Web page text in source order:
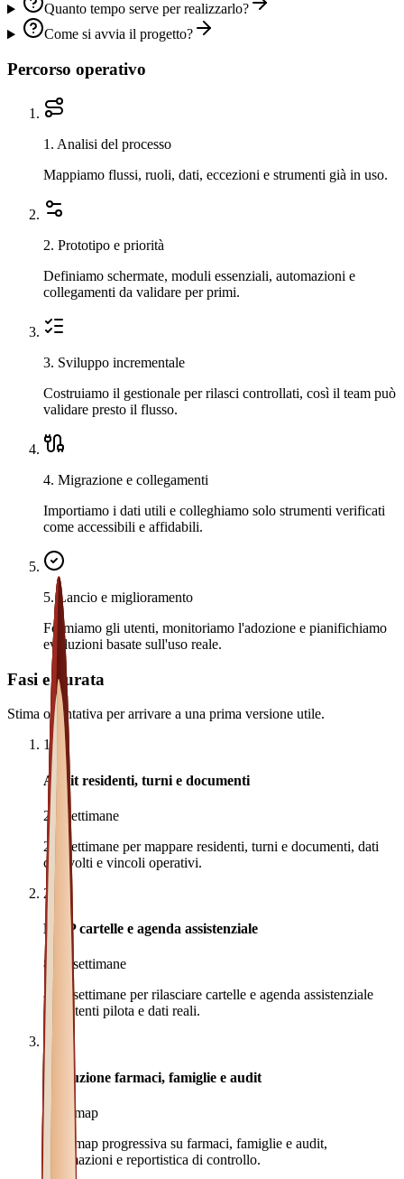
Quanto tempo serve per realizzarlo?
Come si avvia il progetto?
Percorso operativo
1 . Analisi del processo
Mappiamo flussi, ruoli, dati, eccezioni e strumenti già in uso.
2. Prototipo e priorità
Definiamo schermate, moduli essenziali, automazioni e
collegamenti da validare per primi.
3. Sviluppo incrementale
Costruiamo il gestionale per rilasci controllati, così il team può
validare presto il flusso.
4. Migrazione e collegamenti
Importiamo i dati utili e colleghiamo solo strumenti verificati
come accessibili e affidabili.
5. Lancio e miglioramento
Formiamo gli utenti, monitoriamo l'adozione e pianifichiamo
evoluzioni basate sull'uso reale.
Fasi e durata
Stima orientativa per arrivare a una prima versione utile.
1
Audit residenti, turni e documenti
2-3 settimane
2-3 settimane per mappare residenti, turni e documenti, dati
coinvolti e vincoli operativi.
2
MVP cartelle e agenda assistenziale
8-14 settimane
8-14 settimane per rilasciare cartelle e agenda assistenziale
con utenti pilota e dati reali.
Evoluzione farmaci, famiglie e audit
Roadmap
Roadmap progressiva su farmaci, famiglie e audit,
automazioni e reportistica di controllo.